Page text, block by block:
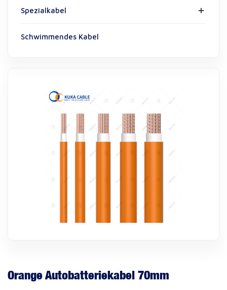
Spezialkabel
Schwimmendes Kabel
Orange Autobatteriekabel 70mm